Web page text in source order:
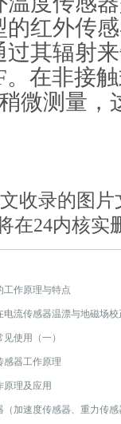
的红外传
过其辐射
。在非接
微测量
收录的图片
在24内核实
工作原理与特点
电流传感器温漂与地磁场校
使用（一）
感器工作原理
原理及应用
加速度传感器、重力传感